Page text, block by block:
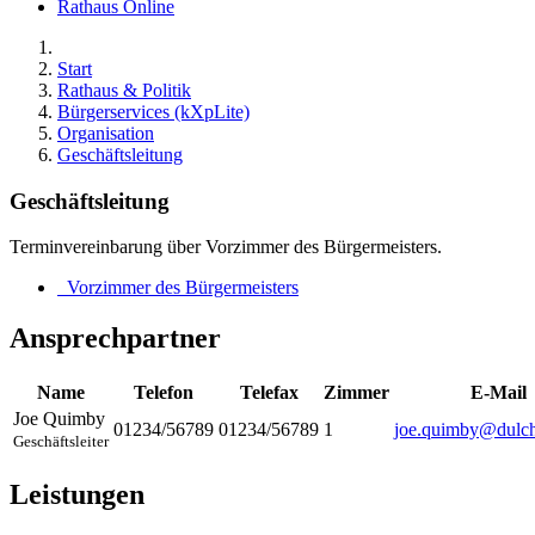
Rathaus Online
Start
Rathaus & Politik
Bürgerservices (kXpLite)
Organisation
Geschäftsleitung
Geschäftsleitung
Terminvereinbarung über Vorzimmer des Bürgermeisters.
Vorzimmer des Bürgermeisters
Ansprechpartner
Name Telefon Telefax Zimmer
E-Mail
Joe Quimby
Geschäftsleiter
01234/56789 01234/56789 1
Leistungen